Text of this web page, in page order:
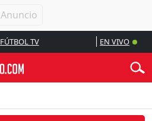
FÚTBOL TV EN VIVO